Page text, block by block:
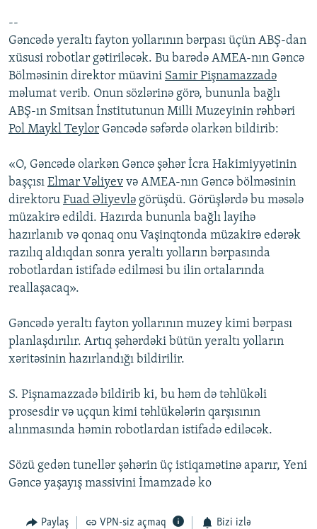
XƏBƏR BÜLLETENLƏRIMIZ
--
Gəncədə yeraltı fayton yollarının bərpası üçün ABŞ-dan
xüsusi robotlar gətiriləcək. Bu barədə AMEA-nın Gəncə
Bölməsinin direktor müavini Samir Pişnamazzadə
məlumat verib. Onun sözlərinə görə, bununla bağlı
ABŞ-ın Smitsan İnstitutunun Milli Muzeyinin rəhbəri
Pol Maykl Teylor Gəncədə səfərdə olarkən bildirib:
«O, Gəncədə olarkən Gəncə şəhər İcra Hakimiyyətinin
başçısı Elmar Vəliyev və AMEA-nın Gəncə bölməsinin
direktoru Fuad Əliyevlə görüşdü. Görüşlərdə bu məsələ
müzakirə edildi. Hazırda bununla bağlı layihə
hazırlanıb və qonaq onu Vaşinqtonda müzakirə edərək
razılıq aldıqdan sonra yeraltı yolların bərpasında
robotlardan istifadə edilməsi bu ilin ortalarında
reallaşacaq».
Gəncədə yeraltı fayton yollarının muzey kimi bərpası
planlaşdırılır. Artıq şəhərdəki bütün yeraltı yolların
xəritəsinin hazırlandığı bildirilir.
S. Pişnamazzadə bildirib ki, bu həm də təhlükəli
prosesdir və uçqun kimi təhlükələrin qarşısının
alınmasında həmin robotlardan istifadə ediləcək.
Sözü gedən tunellər şəhərin üç istiqamətinə aparır, Yeni
Gəncə yaşayış massivini İmamzadə ko
Paylaş VPN-siz açmaq Bizi izlə